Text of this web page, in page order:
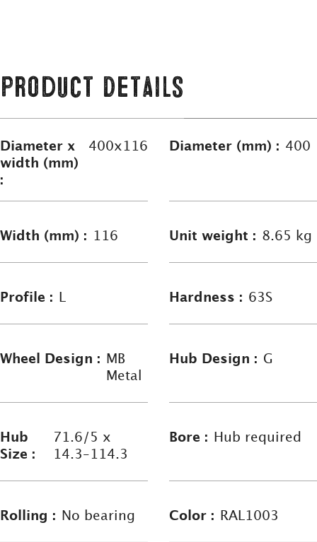
Product Details
Diameter x
width (mm)
:
400x116 Diameter (mm) : 400
Width (mm) : 116 Unit weight : 8.65 kg
Profile : Hardness : 63S
Wheel Design :
MB
Metal
Hub Design : G
Hub
Size :
71.6/5 x
14.3–114.3
Bore : Hub required
Rolling : No bearing Color : RAL1003